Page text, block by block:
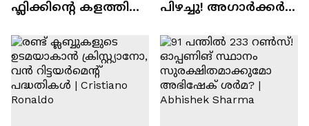
ഫ്ലിക്കിന്റെ കളത്തില്‍
Rodri | Barcelona
പിഴച്ചു! അഗാര്‍ക്കർ
വിപ്ലവകാരിയോ? |
Ajit Agarkar